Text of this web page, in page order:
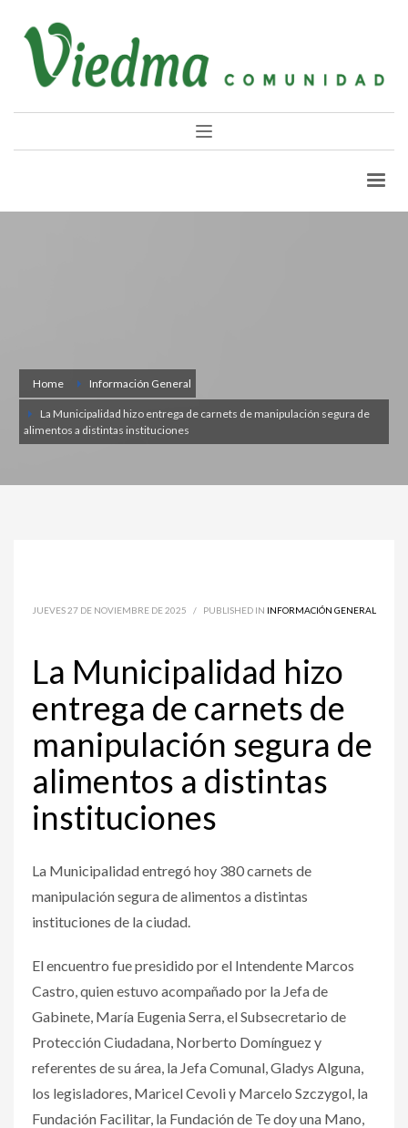
Home Información General
La Municipalidad hizo entrega de carnets de manipulación segura de
alimentos a distintas instituciones
JUEVES 27 DE NOVIEMBRE DE 2025 / PUBLISHED IN INFORMACIÓN GENERAL
La Municipalidad hizo
entrega de carnets de
manipulación segura de
alimentos a distintas
instituciones
La Municipalidad entregó hoy 380 carnets de
manipulación segura de alimentos a distintas
instituciones de la ciudad.
El encuentro fue presidido por el Intendente Marcos
Castro, quien estuvo acompañado por la Jefa de
Gabinete, María Eugenia Serra, el Subsecretario de
Protección Ciudadana, Norberto Domínguez y
referentes de su área, la Jefa Comunal, Gladys Alguna,
los legisladores, Maricel Cevoli y Marcelo Szczygol, la
Fundación Facilitar, la Fundación de Te doy una Mano,